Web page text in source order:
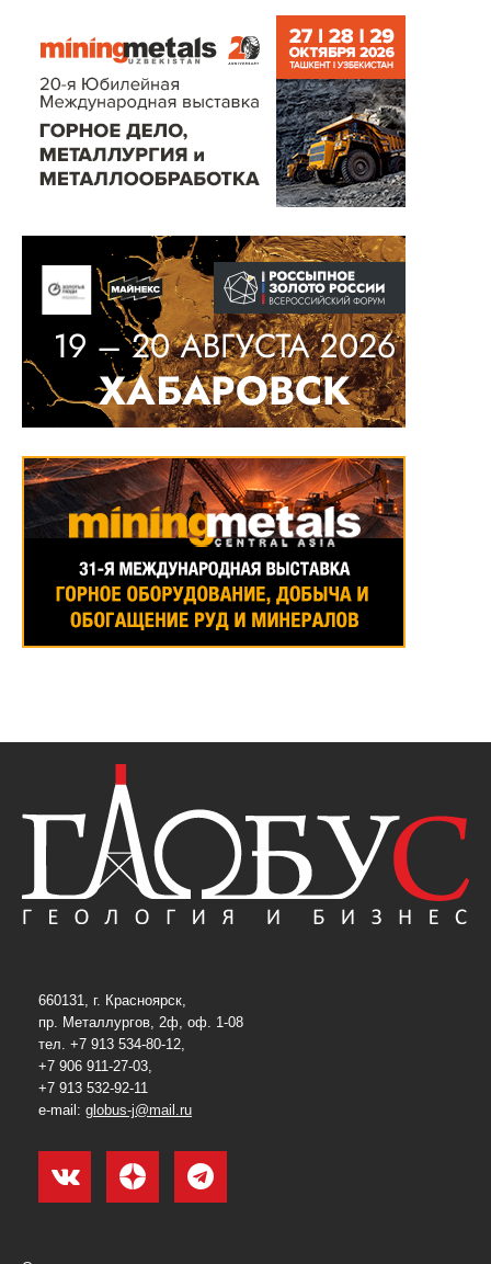
660131, г. Красноярск,
пр. Металлургов, 2ф, оф. 1-08
тел. +7 913 534-80-12,
+7 906 911-27-03,
+7 913 532-92-11
e-mail: globus-j@mail.ru